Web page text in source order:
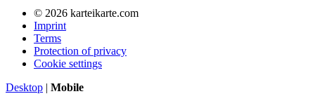
© 2026 karteikarte.com
Imprint
Terms
Protection of privacy
Cookie settings
Desktop | Mobile